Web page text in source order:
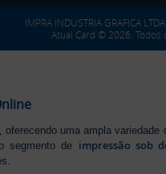
IMPRA INDUSTRIA GRAFICA
Atual Card © 2026.
, oferecendo uma ampla
segmento de impressão sob